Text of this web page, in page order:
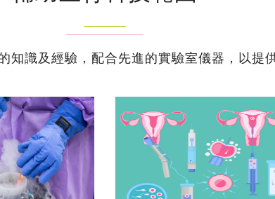
知識及經驗，配合先進的實驗室儀器，以提